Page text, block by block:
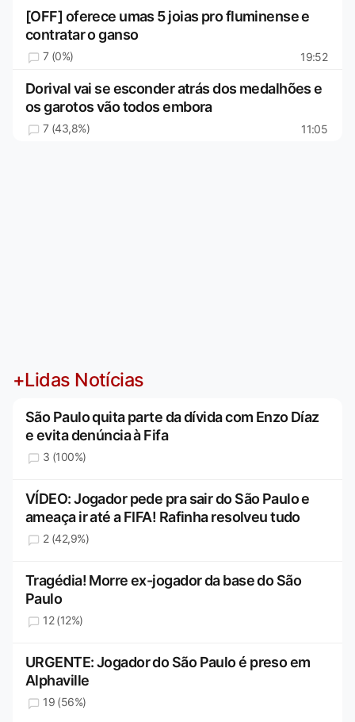
[OFF] oferece umas 5 joias pro fluminense e
contratar o ganso
7 (0%) 19:52
Dorival vai se esconder atrás dos medalhões e
os garotos vão todos embora
7 (43,8%) 11:05
+Lidas Notícias
São Paulo quita parte da dívida com Enzo Díaz
e evita denúncia à Fifa
3 (100%)
VÍDEO: Jogador pede pra sair do São Paulo e
ameaça ir até a FIFA! Rafinha resolveu tudo
2 (42,9%)
Tragédia! Morre ex-jogador da base do São
Paulo
12 (12%)
URGENTE: Jogador do São Paulo é preso em
Alphaville
19 (56%)